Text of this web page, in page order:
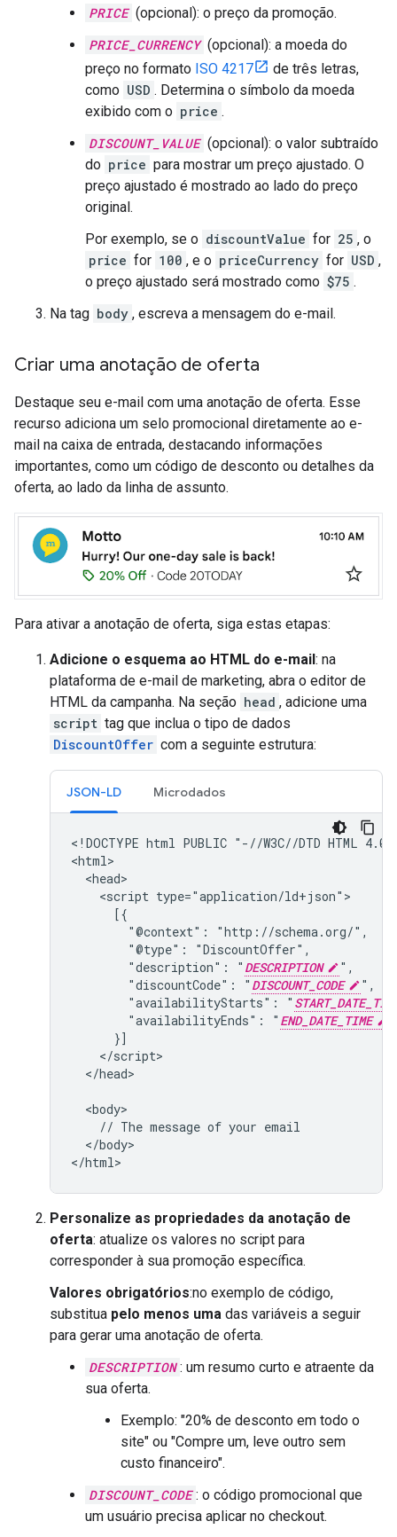
PRICE (opcional): o preço da promoção.
PRICE_CURRENCY (opcional): a moeda do
preço no formato ISO 4217
de três letras,
como USD . Determina o símbolo da moeda
exibido com o price .
DISCOUNT_VALUE (opcional): o valor subtraído
do price para mostrar um preço ajustado. O
preço ajustado é mostrado ao lado do preço
original.
Por exemplo, se o discountValue for 25 , o
price for 100 , e o priceCurrency for USD ,
o preço ajustado será mostrado como $75 .
Na tag body , escreva a mensagem do e-mail.
Criar uma anotação de oferta
Destaque seu e-mail com uma anotação de oferta. Esse
recurso adiciona um selo promocional diretamente ao e-
mail na caixa de entrada, destacando informações
importantes, como um código de desconto ou detalhes da
oferta, ao lado da linha de assunto.
Para ativar a anotação de oferta, siga estas etapas:
Adicione o esquema ao HTML do e-mail: na
plataforma de e-mail de marketing, abra o editor de
HTML da campanha. Na seção head , adicione uma
script tag que inclua o tipo de dados
DiscountOffer com a seguinte estrutura:
JSON-LD Microdados
<!DOCTYPE html PUBLIC "-//W3C//DTD HTML
<html>
  <head>
    <script type="application/ld+json">
      [{
        "@context": "http://schema.org/",
        "@type": "DiscountOffer",
        "description": "
DESCRIPTION
",
        "discountCode": "
DISCOUNT_CODE
",
        "availabilityStarts": "
        "availabilityEnds": "
END_DATE_TIME
      }]
    </script>
  </head>
  <body>
    // The message of your email
  </body>
Personalize as propriedades da anotação de
oferta: atualize os valores no script para
corresponder à sua promoção específica.
Valores obrigatórios:no exemplo de código,
substitua pelo menos uma das variáveis a seguir
para gerar uma anotação de oferta.
DESCRIPTION : um resumo curto e atraente da
sua oferta.
Exemplo: "20% de desconto em todo o
site" ou "Compre um, leve outro sem
custo financeiro".
DISCOUNT_CODE : o código promocional que
um usuário precisa aplicar no checkout.